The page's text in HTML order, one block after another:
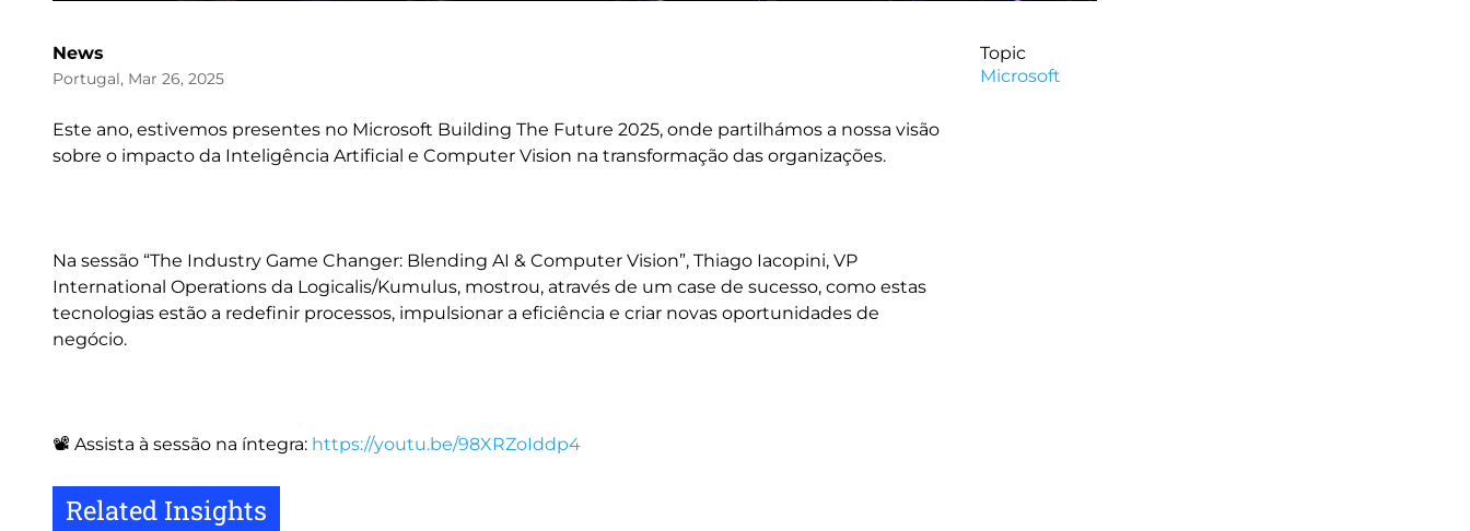
News
Portugal, Mar 26, 2025
Este ano, estivemos presentes no Microsoft Building The Future 2025, onde partilhámos a nossa visão
sobre o impacto da Inteligência Artificial e Computer Vision na transformação das organizações.
Na sessão “The Industry Game Changer: Blending AI & Computer Vision”, Thiago Iacopini, VP
International Operations da Logicalis/Kumulus, mostrou, através de um case de sucesso, como estas
tecnologias estão a redefinir processos, impulsionar a eficiência e criar novas oportunidades de
negócio.
📽️ Assista à sessão na íntegra: https://youtu.be/98XRZoIddp4
Topic
Microsoft
Related Insights